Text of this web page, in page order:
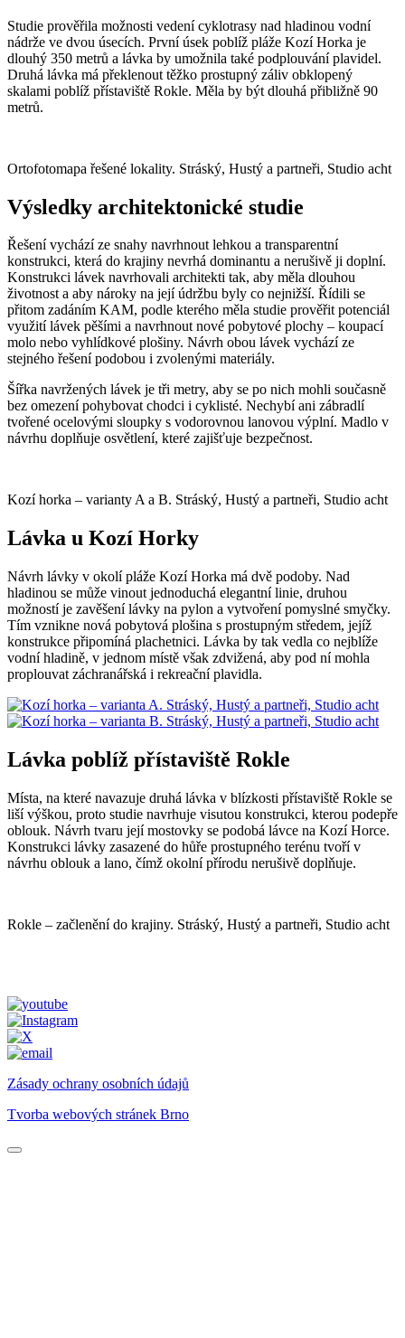
Studie prověřila možnosti vedení cyklotrasy nad hladinou vodní
nádrže ve dvou úsecích. První úsek poblíž pláže Kozí Horka je
dlouhý 350 metrů a lávka by umožnila také podplouvání plavidel.
Druhá lávka má překlenout těžko prostupný záliv obklopený
skalami poblíž přístaviště Rokle. Měla by být dlouhá přibližně 90
metrů.
Ortofotomapa řešené lokality. Stráský, Hustý a partneři, Studio acht
Výsledky architektonické studie
Řešení vychází ze snahy navrhnout lehkou a transparentní
konstrukci, která do krajiny nevrhá dominantu a nerušivě ji doplní.
Konstrukci lávek navrhovali architekti tak, aby měla dlouhou
životnost a aby nároky na její údržbu byly co nejnižší. Řídili se
přitom zadáním KAM, podle kterého měla studie prověřit potenciál
využití lávek pěšími a navrhnout nové pobytové plochy – koupací
molo nebo vyhlídkové plošiny. Návrh obou lávek vychází ze
stejného řešení podobou i zvolenými materiály.
Šířka navržených lávek je tři metry, aby se po nich mohli současně
bez omezení pohybovat chodci i cyklisté. Nechybí ani zábradlí
tvořené ocelovými sloupky s vodorovnou lanovou výplní. Madlo v
návrhu doplňuje osvětlení, které zajišťuje bezpečnost.
Kozí horka – varianty A a B. Stráský, Hustý a partneři, Studio acht
Lávka u Kozí Horky
Návrh lávky v okolí pláže Kozí Horka má dvě podoby. Nad
hladinou se může vinout jednoduchá elegantní linie, druhou
možností je zavěšení lávky na pylon a vytvoření pomyslné smyčky.
Tím vznikne nová pobytová plošina s prostupným středem, jejíž
konstrukce připomíná plachetnici. Lávka by tak vedla co nejblíže
vodní hladině, v jednom místě však zdvižená, aby pod ní mohla
proplouvat záchranářská i rekreační plavidla.
Lávka poblíž přístaviště Rokle
Místa, na které navazuje druhá lávka v blízkosti přístaviště Rokle se
liší výškou, proto studie navrhuje visutou konstrukci, kterou podepře
oblouk. Návrh tvaru její mostovky se podobá lávce na Kozí Horce.
Konstrukci lávky zasazené do hůře prostupného terénu tvoří v
návrhu oblouk a lano, čímž okolní přírodu nerušivě doplňuje.
Rokle – začlenění do krajiny. Stráský, Hustý a partneři, Studio acht
Zásady ochrany osobních údajů
Tvorba webových stránek Brno